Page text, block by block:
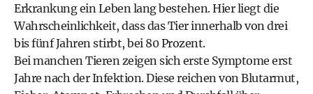
Erkrankung ein Leben lang bestehen. Hier liegt die
Wahrscheinlichkeit, dass das Tier innerhalb von drei
bis fünf Jahren stirbt, bei 80 Prozent.
Bei manchen Tieren zeigen sich erste Symptome erst
Jahre nach der Infektion. Diese reichen von Blutarmut,